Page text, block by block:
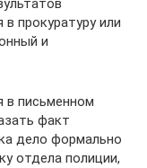
прокуратуру или
и
в письменном
факт
дело формально
отдела полиции,